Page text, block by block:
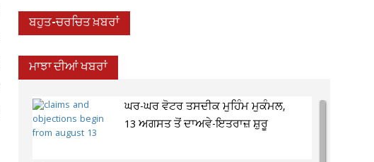
ਬਹੁਤ-ਚਰਚਿਤ ਖ਼ਬਰਾਂ
ਮਾਝਾ ਦੀਆਂ ਖਬਰਾਂ
ਘਰ-ਘਰ ਵੋਟਰ ਤਸਦੀਕ ਮੁਹਿੰਮ ਮੁਕੰਮਲ,
13 ਅਗਸਤ ਤੋਂ ਦਾਅਵੇ-ਇਤਰਾਜ਼ ਸ਼ੁਰੂ